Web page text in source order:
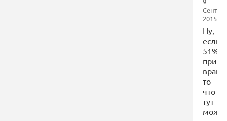
2015
Ну,
если
51%
то
что
тут